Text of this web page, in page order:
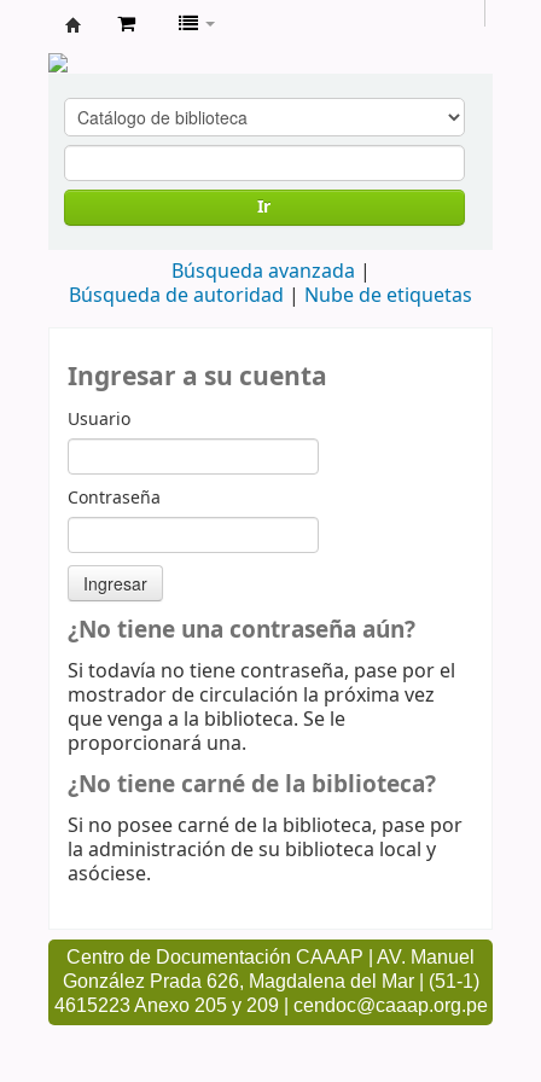
cendoc
Ir
Búsqueda avanzada
Búsqueda de autoridad
Nube de etiquetas
Ingresar a su cuenta
Usuario
Contraseña
¿No tiene una contraseña aún?
Si todavía no tiene contraseña, pase por el
mostrador de circulación la próxima vez
que venga a la biblioteca. Se le
proporcionará una.
¿No tiene carné de la biblioteca?
Si no posee carné de la biblioteca, pase por
la administración de su biblioteca local y
asóciese.
Centro de Documentación CAAAP | AV. Manuel
González Prada 626, Magdalena del Mar | (51-1)
4615223 Anexo 205 y 209 | cendoc@caaap.org.pe